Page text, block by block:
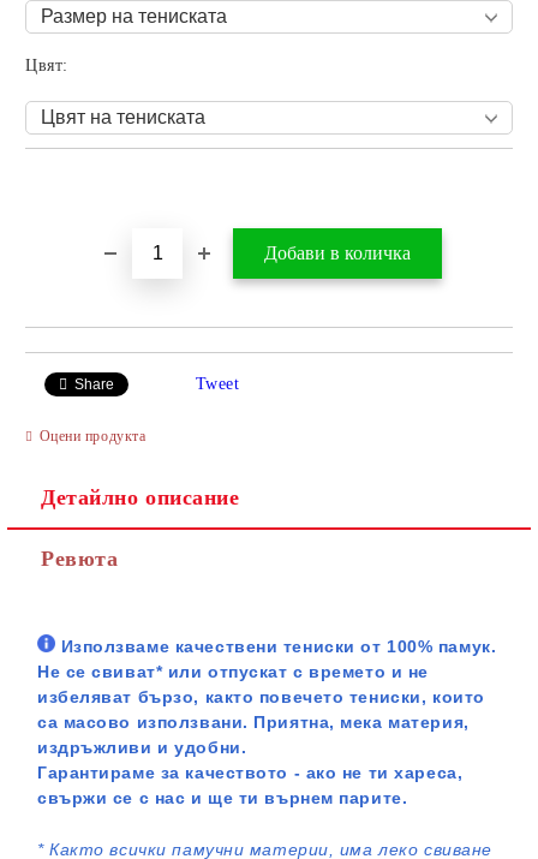
Цвят:
Share Tweet
Оцени продукта
Детайлно описание
Ревюта
Използваме качествени тениски от 100% памук.
Не се свиват* или отпускат с времето и не
избеляват бързо, както повечето тениски, които
са масово използвани. Приятна, мека материя,
издръжливи и удобни.
Гарантираме за качеството - ако не ти хареса,
свържи се с нас и ще ти върнем парите.
*Както всички памучни материи, има леко свиване